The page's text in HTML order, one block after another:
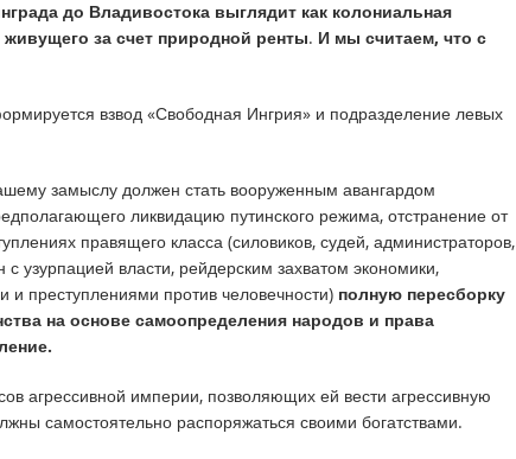
до Владивостока выглядит как колониальная
за счет природной ренты. И мы считаем, что с
взвод «Свободная Ингрия» и подразделение левых
замыслу должен стать вооруженным авангардом
ликвидацию путинского режима, отстранение от
правящего класса (силовиков, судей, администраторов,
с узурпацией власти, рейдерским захватом экономики,
и преступлениями против человечности) полную пересборку
на основе самоопределения народов и права
агрессивной империи, позволяющих ей вести агрессивную
самостоятельно распоряжаться своими богатствами.